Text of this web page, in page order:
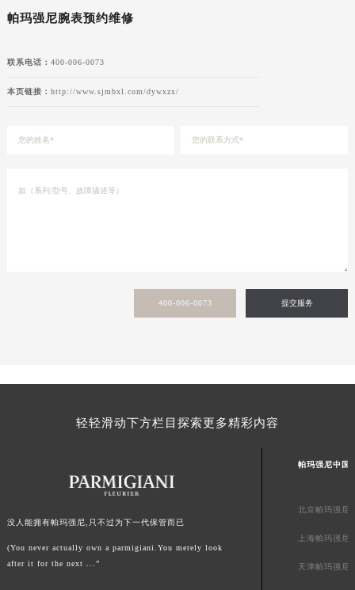
帕玛强尼腕表预约维修
联系电话： 400-006-0073
本页链接： http://www.sjmbxl.com/dywxzx/
400-006-0073 提交服务
轻轻滑动下方栏目探索更多精彩内容
没人能拥有帕玛强尼,只不过为下一代保管而已
(You never actually own a parmigiani.You merely look
after it for the next ...”
帕玛强尼中国
北京帕玛强尼
上海帕玛强尼
天津帕玛强尼